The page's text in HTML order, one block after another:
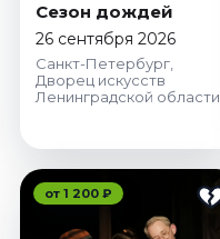
Сезон дождей
26 сентября 2026
Санкт-Петербург,
Дворец искусств
Ленинградской области
от 1 200 ₽